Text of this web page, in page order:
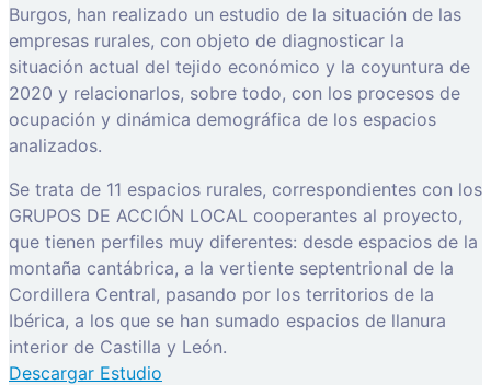
Burgos, han realizado un estudio de la situación de las
empresas rurales, con objeto de diagnosticar la
situación actual del tejido económico y la coyuntura de
2020 y relacionarlos, sobre todo, con los procesos de
ocupación y dinámica demográfica de los espacios
analizados.
Se trata de 11 espacios rurales, correspondientes con los
GRUPOS DE ACCIÓN LOCAL cooperantes al proyecto,
que tienen perfiles muy diferentes: desde espacios de la
montaña cantábrica, a la vertiente septentrional de la
Cordillera Central, pasando por los territorios de la
Ibérica, a los que se han sumado espacios de llanura
interior de Castilla y León.
Descargar Estudio